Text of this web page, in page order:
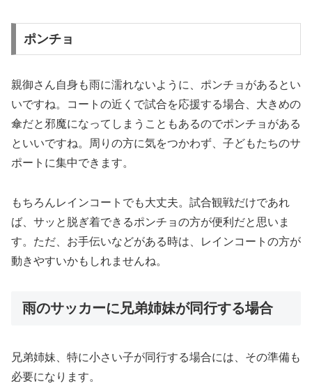
ポンチョ
親御さん自身も雨に濡れないように、ポンチョがあるとい
いですね。コートの近くで試合を応援する場合、大きめの
傘だと邪魔になってしまうこともあるのでポンチョがある
といいですね。周りの方に気をつかわず、子どもたちのサ
ポートに集中できます。
もちろんレインコートでも大丈夫。試合観戦だけであれ
ば、サッと脱ぎ着できるポンチョの方が便利だと思いま
す。ただ、お手伝いなどがある時は、レインコートの方が
動きやすいかもしれませんね。
雨のサッカーに兄弟姉妹が同行する場合
兄弟姉妹、特に小さい子が同行する場合には、その準備も
必要になります。